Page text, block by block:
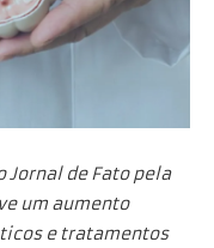
Jornal de Fato pela
um aumento
e tratamentos